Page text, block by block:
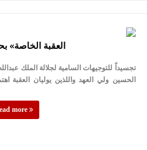
«العقبة الخاصة»
تجسيداً للتوجيهات السامية لجلالة الملك
الحسين ولي العهد واللذين يوليان
more